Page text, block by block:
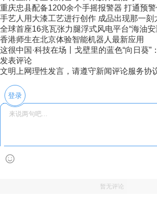
重庆忠县配备1200余个手摇报警器 打通预警
手艺人用大漆工艺进行创作 成品出现那一刻
全球首座16兆瓦张力腿浮式风电平台“海油安
香港师生在北京体验智能机器人最新应用
这很中国·科技在场丨戈壁里的蓝色“向日葵
发表评论
文明上网理性发言，请遵守新闻评论服务协
登录
暂无评论